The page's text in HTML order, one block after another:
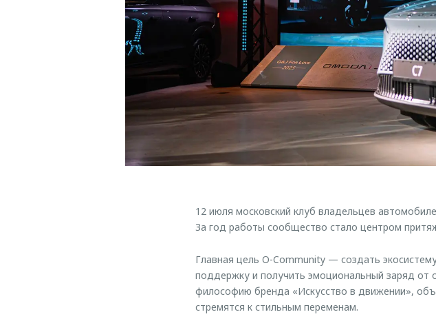
12 июля московский клуб владельцев
За год работы сообщество стало центром
Главная цель O-Community — создать
поддержку и получить эмоциональный заряд
философию бренда «Искусство в движении»,
стремятся к стильным переменам.